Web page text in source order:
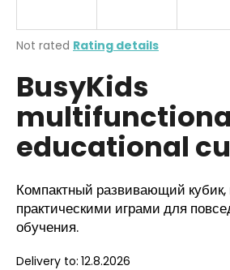
The
product
rating
0,0
out
of
stars.
Not rated Rating details
BusyKids
educational
Компактный развивающий
практическими играми для
обучения.
Delivery to: 12.8.2026
n
f
o
r
?